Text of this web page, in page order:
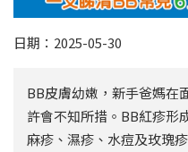
日期：2025-05-30
BB皮膚幼嫩，新手爸媽在
許會不知所措。BB紅疹形
麻疹、濕疹、水痘及玫瑰